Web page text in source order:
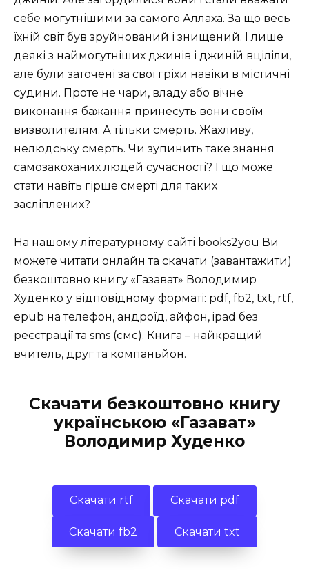
себе могутнішими за самого Аллаха. За що весь
їхній світ був зруйнований і знищений. І лише
деякі з наймогутніших джинів і джиній вціліли,
але були заточені за свої гріхи навіки в містичні
судини. Проте не чари, владу або вічне
виконання бажання принесуть вони своїм
визволителям. А тільки смерть. Жахливу,
нелюдську смерть. Чи зупинить таке знання
самозакоханих людей сучасності? І що може
стати навіть гірше смерті для таких
засліплених?
На нашому літературному сайті books2you Ви
можете читати онлайн та скачати (завантажити)
безкоштовно книгу «Газават» Володимир
Худенко у відповідному форматі: pdf, fb2, txt, rtf,
epub на телефон, андроїд, айфон, ipad без
реєстрації та sms (смс). Книга – найкращий
вчитель, друг та компаньйон.
Скачати безкоштовно книгу
українською «Газават»
Володимир Худенко
Скачати rtf Скачати pdf
Скачати fb2 Скачати txt